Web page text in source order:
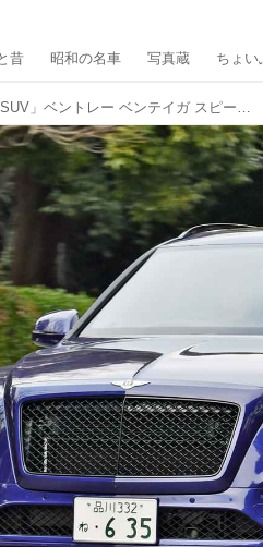
昔 昭和の名車 写真蔵 ちょい
【試乗】「世界最速のSUV」ベントレー ベンテイガ スピードに乗ってみた！